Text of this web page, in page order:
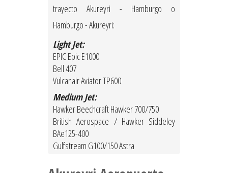
trayecto Akureyri - Hamburgo o
Hamburgo - Akureyri:
Light Jet:
EPIC Epic E1000
Bell 407
Vulcanair Aviator TP600
Medium Jet:
Hawker Beechcraft Hawker 700/750
British Aerospace / Hawker Siddeley
BAe125-400
Gulfstream G100/150 Astra